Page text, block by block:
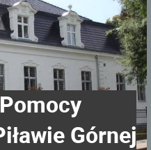
Górnej